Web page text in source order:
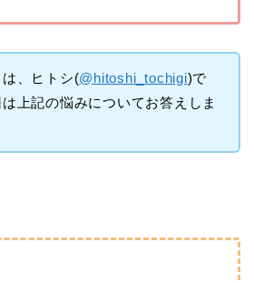
は、ヒトシ(@hitoshi_tochigi)で
上記の悩みについてお答えしま